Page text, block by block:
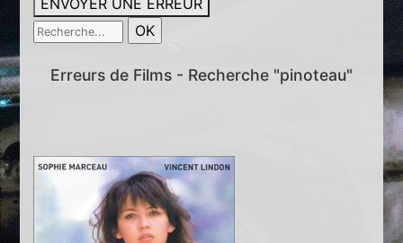
ENVOYER UNE ERREUR
Erreurs de Films - Recherche "pinoteau"